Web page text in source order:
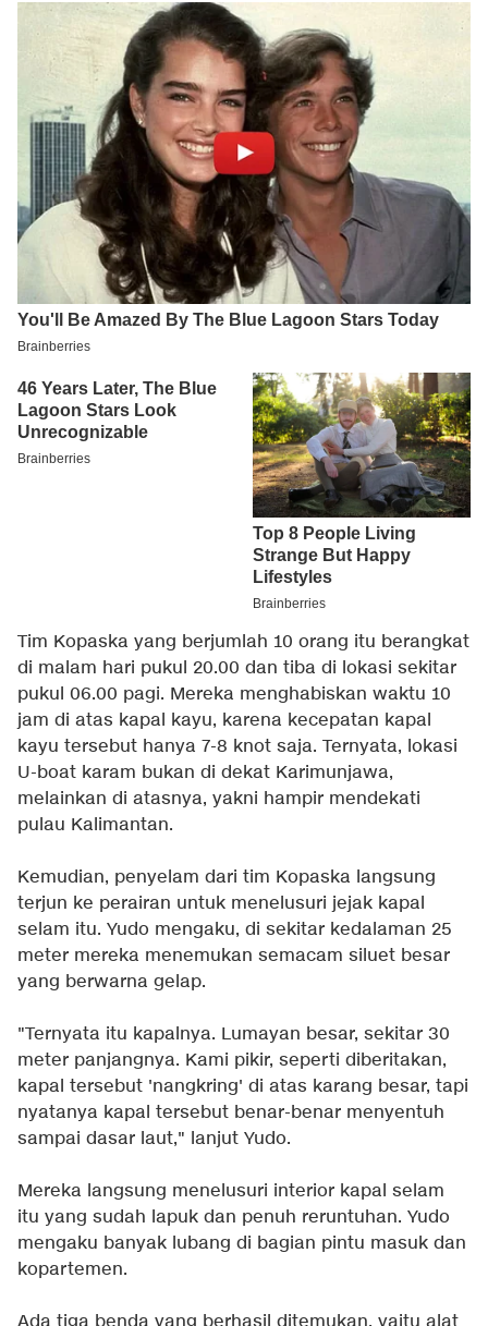
Tim Kopaska yang berjumlah 10 orang itu berangkat
di malam hari pukul 20.00 dan tiba di lokasi sekitar
pukul 06.00 pagi. Mereka menghabiskan waktu 10
jam di atas kapal kayu, karena kecepatan kapal
kayu tersebut hanya 7-8 knot saja. Ternyata, lokasi
U-boat karam bukan di dekat Karimunjawa,
melainkan di atasnya, yakni hampir mendekati
pulau Kalimantan.
Kemudian, penyelam dari tim Kopaska langsung
terjun ke perairan untuk menelusuri jejak kapal
selam itu. Yudo mengaku, di sekitar kedalaman 25
meter mereka menemukan semacam siluet besar
yang berwarna gelap.
"Ternyata itu kapalnya. Lumayan besar, sekitar 30
meter panjangnya. Kami pikir, seperti diberitakan,
kapal tersebut 'nangkring' di atas karang besar, tapi
nyatanya kapal tersebut benar-benar menyentuh
sampai dasar laut," lanjut Yudo.
Mereka langsung menelusuri interior kapal selam
itu yang sudah lapuk dan penuh reruntuhan. Yudo
mengaku banyak lubang di bagian pintu masuk dan
kopartemen.